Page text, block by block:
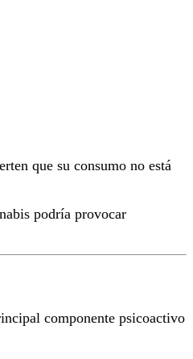
que su consumo no está
podría provocar
componente psicoactivo